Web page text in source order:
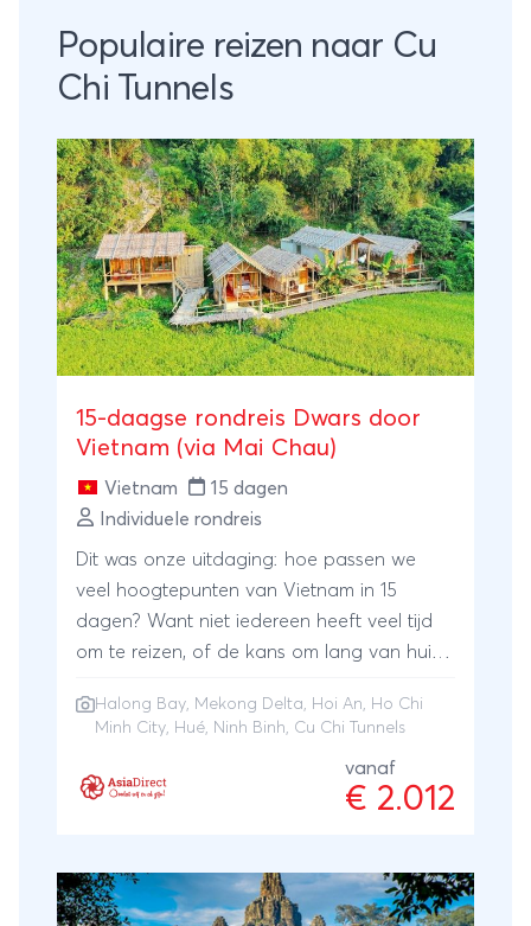
Populaire reizen naar Cu
Chi Tunnels
15-daagse rondreis Dwars door
Vietnam (via Mai Chau)
Vietnam
15 dagen
Individuele rondreis
Dit was onze uitdaging: hoe passen we
veel hoogtepunten van Vietnam in 15
dagen? Want niet iedereen heeft veel tijd
om te reizen, of de kans om lang van huis
Vietnam wil, omdat het al zo lang op je
twee weken. En je hoeft niks te missen!Deze
15-daagse rondreis Dwars door Vietnam zit
van Halong Bay (via een cruise!) en die van
Halong Bay Mekong Delta Hoi An
Ho Chi
Minh City
Hué Ninh Binh Cu Chi Tunnels
vanaf
€ 2.012